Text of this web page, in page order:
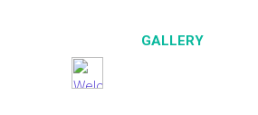
GALLERY